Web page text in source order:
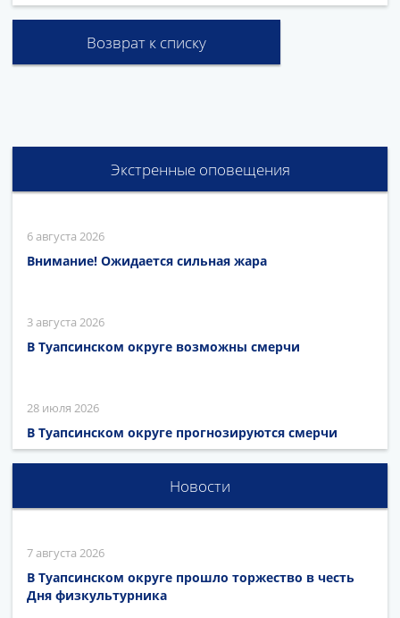
Возврат к списку
Экстренные оповещения
6 августа 2026
Внимание! Ожидается сильная жара
3 августа 2026
В Туапсинском округе возможны смерчи
28 июля 2026
В Туапсинском округе прогнозируются смерчи
Новости
7 августа 2026
В Туапсинском округе прошло торжество в честь
Дня физкультурника